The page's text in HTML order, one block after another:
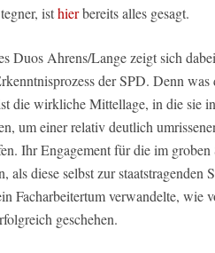
isthierbereits alles gesagt.
Duos Ahrens/Lange zeigt sich
der SPD. Denn
die wirkliche Mittellage, in die sie
um einer relativ deutlich
Ihr Engagement für die im
als diese selbst zur
Facharbeitertum verwandelte, wie
geschehen.